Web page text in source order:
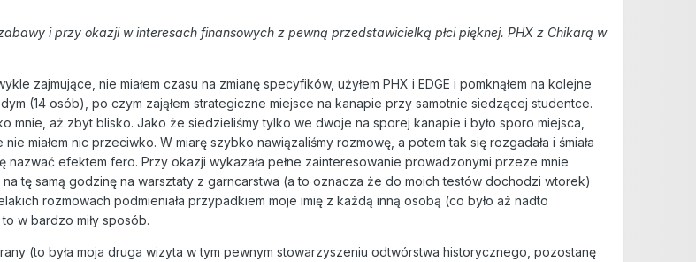
i przy okazji w interesach finansowych z pewną przedstawicielką płci pięknej. PHX z Chikarą w
zajmujące, nie miałem czasu na zmianę specyfików, użyłem PHX i EDGE i pomknąłem na kolejne
(14 osób), po czym zająłem strategiczne miejsce na kanapie przy samotnie siedzącej studentce.
mnie, aż zbyt blisko. Jako że siedzieliśmy tylko we dwoje na sporej kanapie i było sporo miejsca,
miałem nic przeciwko. W miarę szybko nawiązaliśmy rozmowę, a potem tak się rozgadała i śmiała
nazwać efektem fero. Przy okazji wykazała pełne zainteresowanie prowadzonymi przeze mnie
tę samą godzinę na warsztaty z garncarstwa (a to oznacza że do moich testów dochodzi wtorek)
rozmowach podmieniała przypadkiem moje imię z każdą inną osobą (co było aż nadto
w bardzo miły sposób.
(to była moja druga wizyta w tym pewnym stowarzyszeniu odtwórstwa historycznego, pozostanę